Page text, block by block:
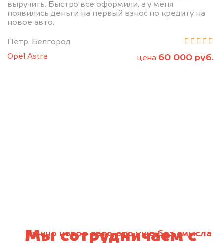
выручить. Быстро все оформили, а у меня
появились деньги на первый взнос по кредиту на
новое авто.
Петр, Белгород
Opel Astra
цена 60 000 руб.
Нужно новое авто, это уже без смысла
Мы сотрудничаем с